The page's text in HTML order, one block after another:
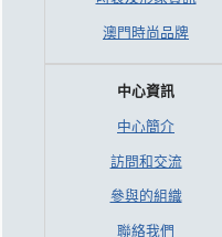
澳門時尚品牌
中心資訊
中心簡介
訪問和交流
參與的組織
聯絡我們